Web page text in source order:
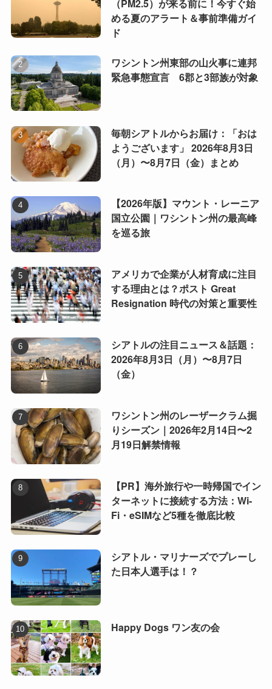
（PM2.5）が来る前に！今すぐ始
める夏のアラート＆事前準備ガイ
ド
ワシントン州東部の山火事に連邦
緊急事態宣言 6郡と3部族が対象
毎朝シアトルからお届け：「おは
ようございます」 2026年8月3日
（月）〜8月7日（金）まとめ
【2026年版】マウント・レーニア
国立公園｜ワシントン州の最高峰
を巡る旅
アメリカで企業が人材育成に注目
する理由とは？ポスト Great
Resignation 時代の対策と重要性
シアトルの注目ニュース＆話題：
2026年8月3日（月）〜8月7日
（金）
ワシントン州のレーザークラム掘
りシーズン｜2026年2月14日〜2
月19日解禁情報
【PR】海外旅行や一時帰国でイン
ターネットに接続する方法：Wi-
Fi・eSIMなど5種を徹底比較
シアトル・マリナーズでプレーし
た日本人選手は！？
Happy Dogs ワン友の会